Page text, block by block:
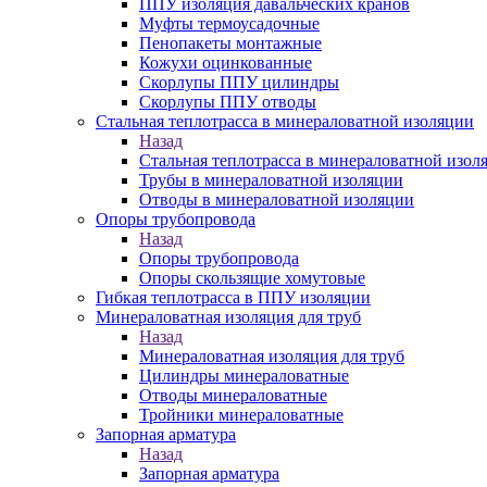
ППУ изоляция давальческих кранов
Муфты термоусадочные
Пенопакеты монтажные
Кожухи оцинкованные
Скорлупы ППУ цилиндры
Скорлупы ППУ отводы
Стальная теплотрасса в минераловатной изоляции
Назад
Стальная теплотрасса в минераловатной
Трубы в минераловатной изоляции
Отводы в минераловатной изоляции
Опоры трубопровода
Назад
Опоры трубопровода
Опоры скользящие хомутовые
Гибкая теплотрасса в ППУ изоляции
Минераловатная изоляция для труб
Назад
Минераловатная изоляция для труб
Цилиндры минераловатные
Отводы минераловатные
Тройники минераловатные
Запорная арматура
Назад
Запорная арматура